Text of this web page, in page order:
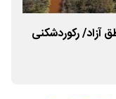
آزاد/ رکوردشکنی